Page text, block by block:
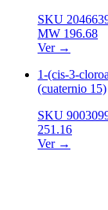
SKU
MW 196.68
Ver →
1-(cis-3-
(cuaternio 15)
SKU
251.16
Ver →